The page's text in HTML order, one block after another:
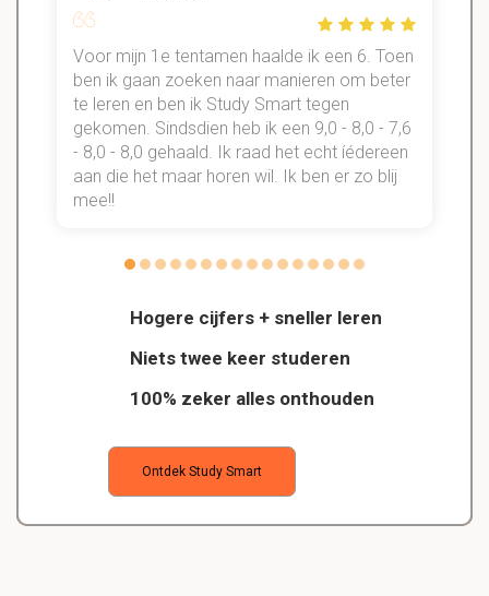
Hogere cijfers + sneller leren
Niets twee keer studeren
100% zeker alles onthouden
Ontdek Study Smart
Voor mijn 1e tentamen haalde ik een 6. Toen
ben ik gaan zoeken naar manieren om beter
te leren en ben ik Study Smart tegen
gekomen. Sindsdien heb ik een 9,0 - 8,0 - 7,6
- 8,0 - 8,0 gehaald. Ik raad het echt íédereen
aan die het maar horen wil. Ik ben er zo blij
mee!!